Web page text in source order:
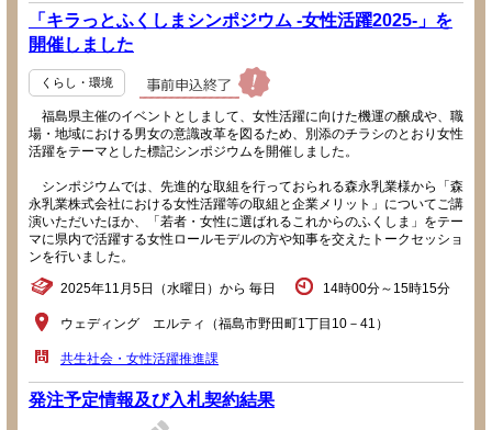
「キラっとふくしまシンポジウム -女性活躍2025-」を
開催しました
くらし・環境
福島県主催のイベントとしまして、女性活躍に向けた機運の醸成や、職
場・地域における男女の意識改革を図るため、別添のチラシのとおり女性
活躍をテーマとした標記シンポジウムを開催しました。
シンポジウムでは、先進的な取組を行っておられる森永乳業様から「森
永乳業株式会社における女性活躍等の取組と企業メリット」についてご講
演いただいたほか、「若者・女性に選ばれるこれからのふくしま」をテー
マに県内で活躍する女性ロールモデルの方や知事を交えたトークセッショ
ンを行いました。
2025年11月5日（水曜日）から 毎日 14時00分～15時15分
ウェディング エルティ（福島市野田町1丁目10－41）
共生社会・女性活躍推進課
発注予定情報及び入札契約結果